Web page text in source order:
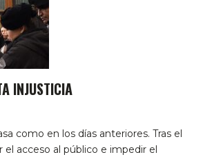
INJUSTICIA
como en los días anteriores. Tras el
acceso al público e impedir el